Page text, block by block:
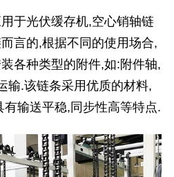
于光伏缓存机,空心销轴链
言的,根据不同的使用场合,
各种类型的附件,如:附件轴,
输.该链条采用优质的材料,
输送平稳,同步性高等特点.